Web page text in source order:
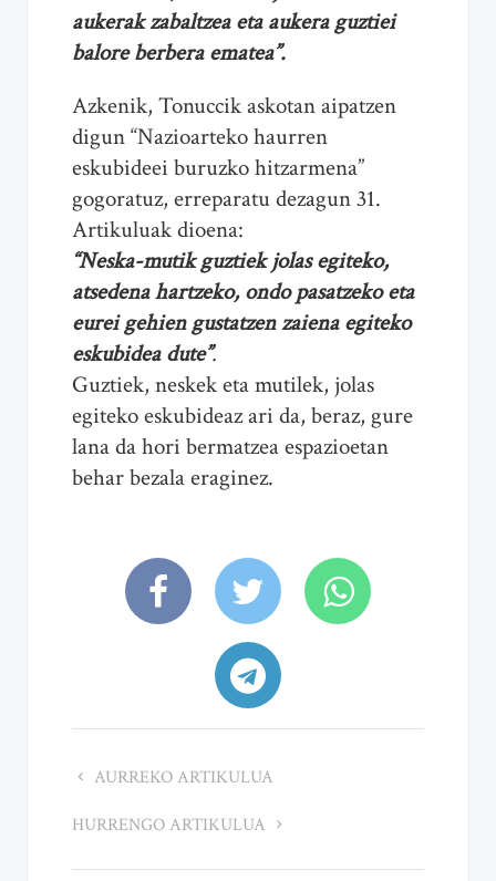
aukerak zabaltzea eta aukera guztiei
balore berbera ematea”.
Azkenik, Tonuccik askotan aipatzen
digun “Nazioarteko haurren
eskubideei buruzko hitzarmena”
gogoratuz, erreparatu dezagun 31.
Artikuluak dioena:
“Neska-mutik guztiek jolas egiteko,
atsedena hartzeko, ondo pasatzeko eta
eurei gehien gustatzen zaiena egiteko
eskubidea dute”.
Guztiek, neskek eta mutilek, jolas
egiteko eskubideaz ari da, beraz, gure
lana da hori bermatzea espazioetan
behar bezala eraginez.
AURREKO ARTIKULUA
HURRENGO ARTIKULUA